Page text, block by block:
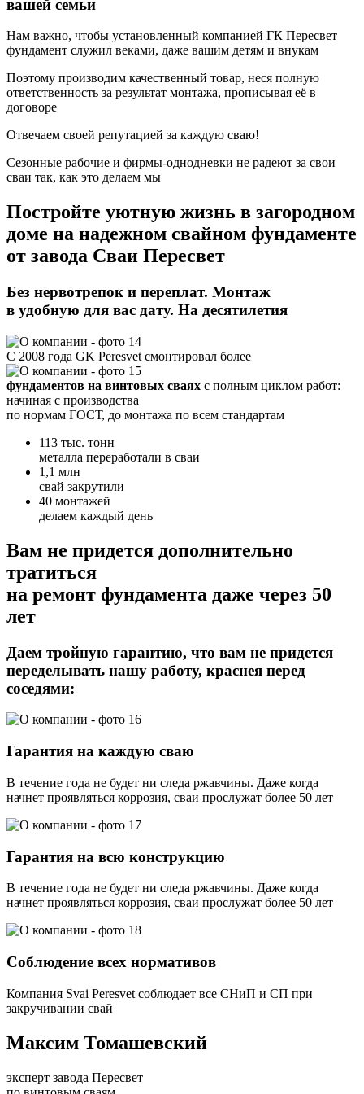
вашей семьи
Нам важно, чтобы установленный компанией ГК Пересвет
фундамент служил веками, даже вашим детям и внукам
Поэтому производим качественный товар, неся полную
ответственность за результат монтажа, прописывая её в
договоре
Отвечаем своей репутацией за каждую сваю!
Сезонные рабочие и фирмы-однодневки не радеют за свои
сваи так, как это делаем мы
Постройте уютную жизнь в загородном
доме на надежном свайном фундаменте
от завода Сваи Пересвет
Без нервотрепок и переплат. Монтаж
в удобную для вас дату. На десятилетия
С 2008 года GK Peresvet смонтировал более
фундаментов на винтовых сваях с полным циклом работ:
начиная с производства
по нормам ГОСТ, до монтажа по всем стандартам
113 тыс. тонн
металла переработали в сваи
1,1 млн
свай закрутили
40 монтажей
делаем каждый день
Вам не придется дополнительно
тратиться
на ремонт фундамента даже через 50
лет
Даем тройную гарантию, что вам не придется
переделывать нашу работу, краснея перед
соседями:
Гарантия на каждую сваю
В течение года не будет ни следа ржавчины. Даже когда
начнет проявляться коррозия, сваи прослужат более 50 лет
Гарантия на всю конструкцию
В течение года не будет ни следа ржавчины. Даже когда
начнет проявляться коррозия, сваи прослужат более 50 лет
Соблюдение всех нормативов
Компания Svai Peresvet соблюдает все СНиП и СП при
закручивании свай
Максим Томашевский
эксперт завода Пересвет